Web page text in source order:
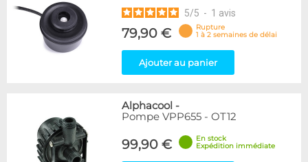
5/5 - 1 avis
79,90 €
Rupture
1 à 2 semaines de délai
Ajouter au panier
Alphacool -
Pompe VPP655 - OT12
99,90 €
En stock
Expédition immédiate